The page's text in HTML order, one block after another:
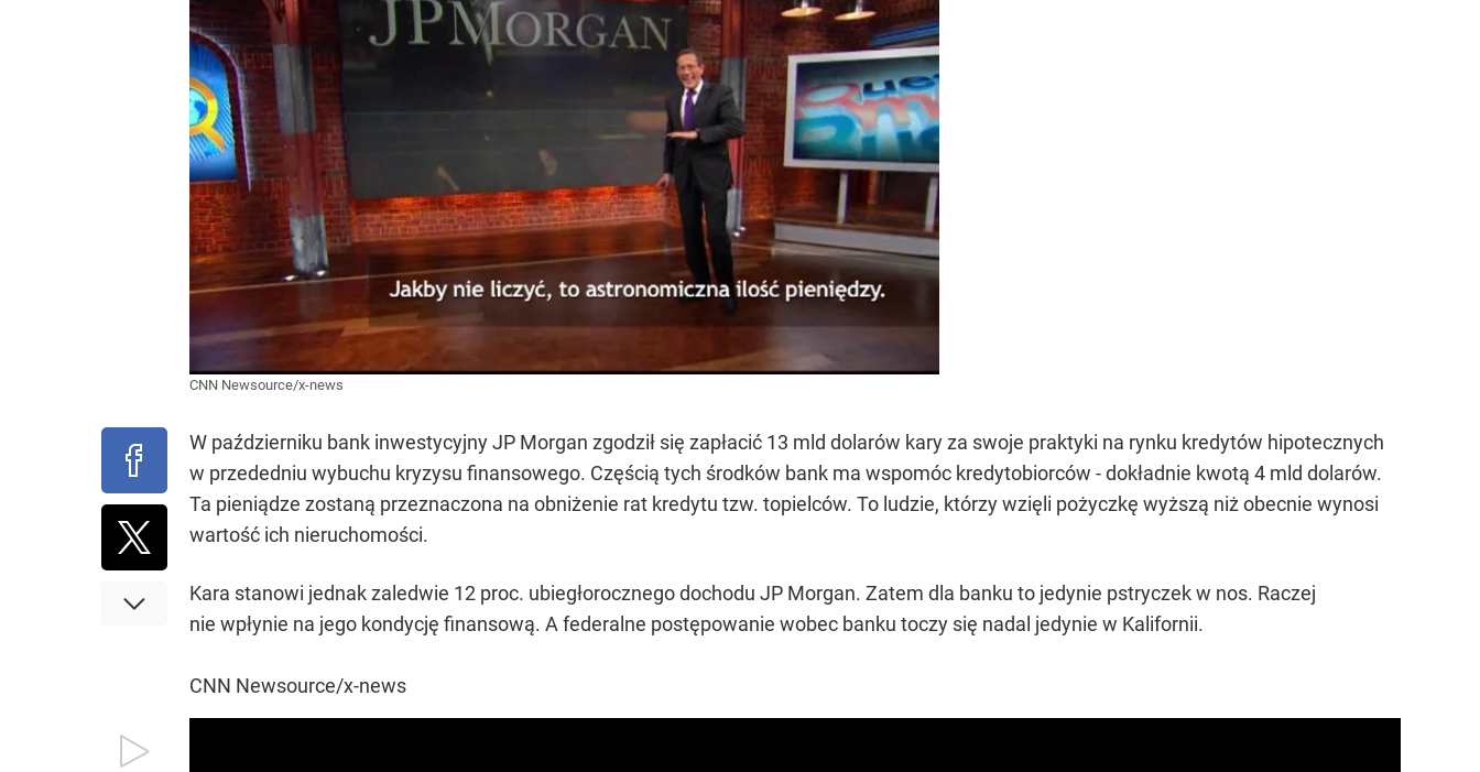
CNN Newsource/x-news
W październiku bank inwestycyjny JP Morgan zgodził się zapłacić 13 mld dolarów kary za swoje praktyki na rynku kredytów hipotecznych
w przededniu wybuchu kryzysu finansowego. Częścią tych środków bank ma wspomóc kredytobiorców - dokładnie kwotą 4 mld dolarów.
Ta pieniądze zostaną przeznaczona na obniżenie rat kredytu tzw. topielców. To ludzie, którzy wzięli pożyczkę wyższą niż obecnie wynosi
wartość ich nieruchomości.
Kara stanowi jednak zaledwie 12 proc. ubiegłorocznego dochodu JP Morgan. Zatem dla banku to jedynie pstryczek w nos. Raczej
nie wpłynie na jego kondycję finansową. A federalne postępowanie wobec banku toczy się nadal jedynie w Kalifornii.
CNN Newsource/x-news